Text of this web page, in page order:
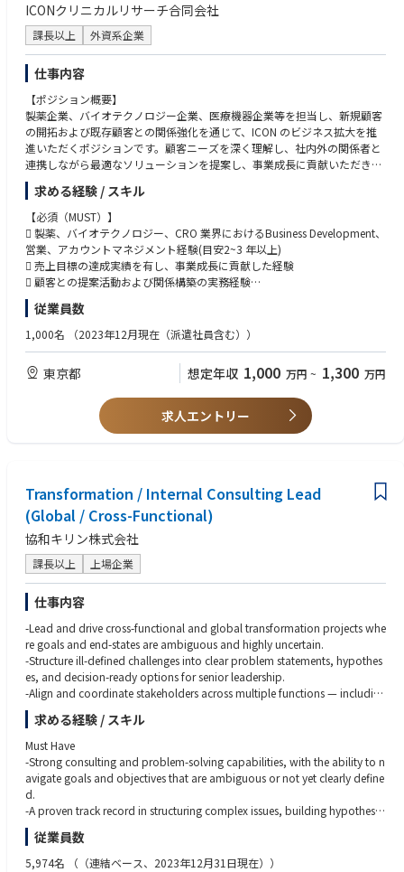
■臨床開発の専門知識
・医薬品開発プロセスに関する深い理解
・J/ICH-GCPおよび適用される規制要件に関する確かな知識
・以下の項目を含む、臨床業務の実務経験：
✓ 臨床試験モニタリング
✓ CRO／ベンダー管理
✓ タイムライン、予算、リスク、および治験の管理業務遂行能力
・医療用語および臨床研究の実践に関する知識
■技術力およびコミュニケーション能力
・複雑な臨床・科学文書を解釈する能力
・高度な科学・技術文書作成能力およびプレゼンテーション能力
・Microsoft Officeアプリケーション（Excel, Word, PowerPoint）の熟練
した使用能力
【望ましい】
・グローバルな多職種チームでの業務経験
【学歴】
・科学系分野の学士号または同等の資格、および製薬業界またはCRO業界
における臨床プロジェクト管理分野での1年以上の実務経験。
・複数の疾患領域における業務遂行経験
ICONクリニカルリサーチ合同会社
課長以上 外資系企業
仕事内容
【ポジション概要】
製薬企業、バイオテクノロジー企業、医療機器企業等を担当し、新規顧客
の開拓および既存顧客との関係強化を通じて、ICON のビジネス拡大を推
進いただくポジションです。顧客ニーズを深く理解し、社内外の関係者と
連携しながら最適なソリューションを提案し、事業成長に貢献いただきま
す。
■主な業務内容
・製薬企業、バイオテクノロジー企業を対象とした新規顧客開拓および既
存顧客との関係強化
・顧客ニーズや市場動向の分析を通じた新たなビジネス機会の創出
・提案戦略の策定、Proposal 作成およびBid Defense のリード
ション提案
・契約締結に向けた営業活動全般の推進
・日本およびグローバル市場における事業拡大への貢献
求める経験 / スキル
【必須（MUST）】
 製薬、バイオテクノロジー、CRO 業界におけるBusiness Development、
営業、アカウントマネジメント経験(目安2~3 年以上)
 売上目標の達成実績を有し、事業成長に貢献した経験
 顧客との提案活動および関係構築の実務経験
 社内外のステークホルダーと円滑に連携できるコミュニケーション能力
 ビジネスレベルの英語力
 顧客志向を持ち、長期的な信頼関係を構築できる方
 自ら機会を見つけ、主体的に行動できる方
 高い目標達成意識を持ち、事業成長に貢献できる方
 多様なステークホルダーと円滑に
従業員数
1,000名 （2023年12月現在（派遣社員含む））
東京都 想定年収 1,000 万円 ~ 1,300 万円
求人エントリー
Transformation / Internal Consulting Lead
(Global / Cross-Functional)
協和キリン株式会社
課長以上 上場企業
仕事内容
-Lead and drive cross-functional and global transformation projects whe
re goals and end-states are ambiguous and highly uncertain.
-Structure ill-defined challenges into clear problem statements, hypothes
es, and decision-ready options for senior leadership.
-Align and coordinate stakeholders across multiple functions — including
commercial, IT, finance, HR, SCM, and marketing — as well as across regi
ons.
-Act as the key bridge between senior executives, business divisions, IT, a
nd external partners.
-Assume a PMO role as needed, overseeing overall project progress, risks,
and critical issues.
-Review deliverables from external consultants and vendors, and constru
ctively challenge them on quality and practical applicability.
-Support executive decision-making through high-quality analysis, well-s
tructured documentation, and clear communication.
求める経験 / スキル
Must Have
-Strong consulting and problem-solving capabilities, with the ability to n
avigate goals and objectives that are ambiguous or not yet clearly define
d.
-A proven track record in structuring complex issues, building hypothese
s, and driving initiatives through to execution.
-Excellent stakeholder management skills across multiple functions and le
vels, including senior leadership.
従業員数
5,974名 （（連結ベース、2023年12月31日現在））